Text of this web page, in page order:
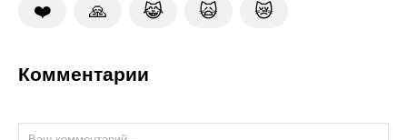
❤️ 🙏 😹 🙀 😿
Комментарии